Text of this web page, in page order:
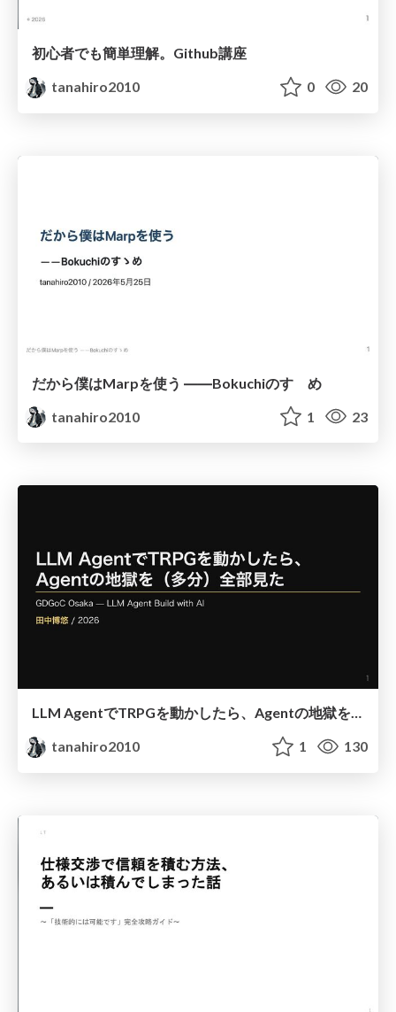
初心者でも簡単理解。Github講座
tanahiro2010
0 20
だから僕はMarpを使う ――Bokuchiのすゝめ
tanahiro2010
1 23
LLM AgentでTRPGを動かしたら、Agentの地獄を（多分）全部見た
tanahiro2010
1 130